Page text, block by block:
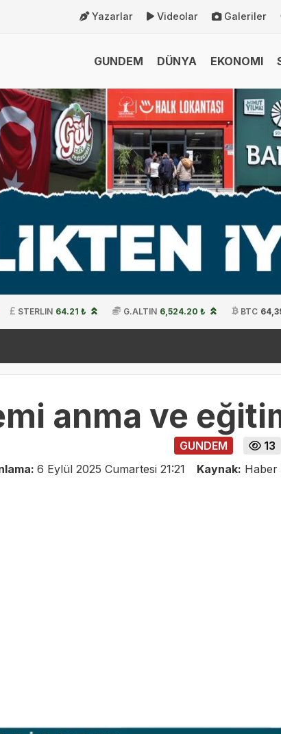
Yazarlar Videolar Galeriler
GUNDEM DÜNYA EKONOMI
STERLIN 64.21 ₺ G.ALTIN 6,524.20 ₺ BTC
anma ve
GUNDEM
13
6 Eylül 2025 Cumartesi 21:21 Kaynak: Haber